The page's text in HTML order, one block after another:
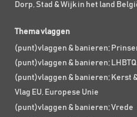
Dorp, Stad & Wijk in het land
Thema vlaggen
(punt)vlaggen & banieren;
(punt)vlaggen & banieren;
(punt)vlaggen & banieren; Kerst
Vlag EU, Europese Unie
(punt)vlaggen & banieren; Vrede